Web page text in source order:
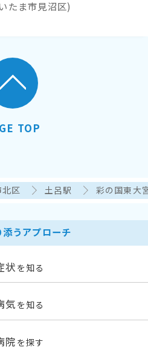
たま市見沼区)
TOP
区 土呂駅 彩の国東大
うアプローチ
状 を知る
気 を知る
院 を探す